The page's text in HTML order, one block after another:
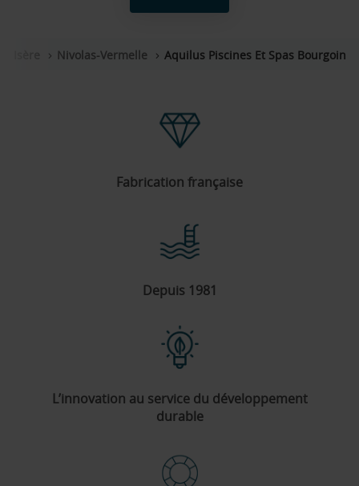
POINTS
AQUILUS
Nivolas-Vermelle Aquilus Piscines Et Spas Bourgoin
Fabrication française
Depuis 1981
L’innovation au service du développement
durable